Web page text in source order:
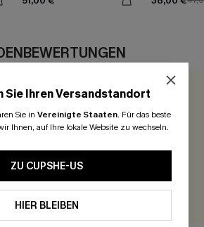
für Ihre Bewertung!
BEWERTEN
Sie Ihren Versandstandort
Sie in Vereinigte Staaten. Für das beste
Ihnen, auf Ihre lokale Website zu wechseln.
ZU CUPSHE-US
HIER BLEIBEN